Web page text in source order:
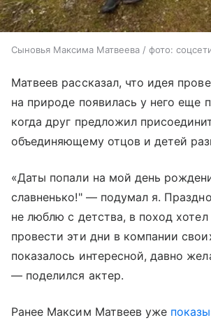
Сыновья Максима Матвеева / фото:
Матвеев рассказал, что идея
на природе появилась у него еще
когда друг предложил
объединяющему отцов и детей
«Даты попали на мой день
славненько!" — подумал я.
не люблю с детства, в поход
провести эти дни в компании
показалось интересной, давно
— поделился актер.
Ранее Максим Матвеев уже